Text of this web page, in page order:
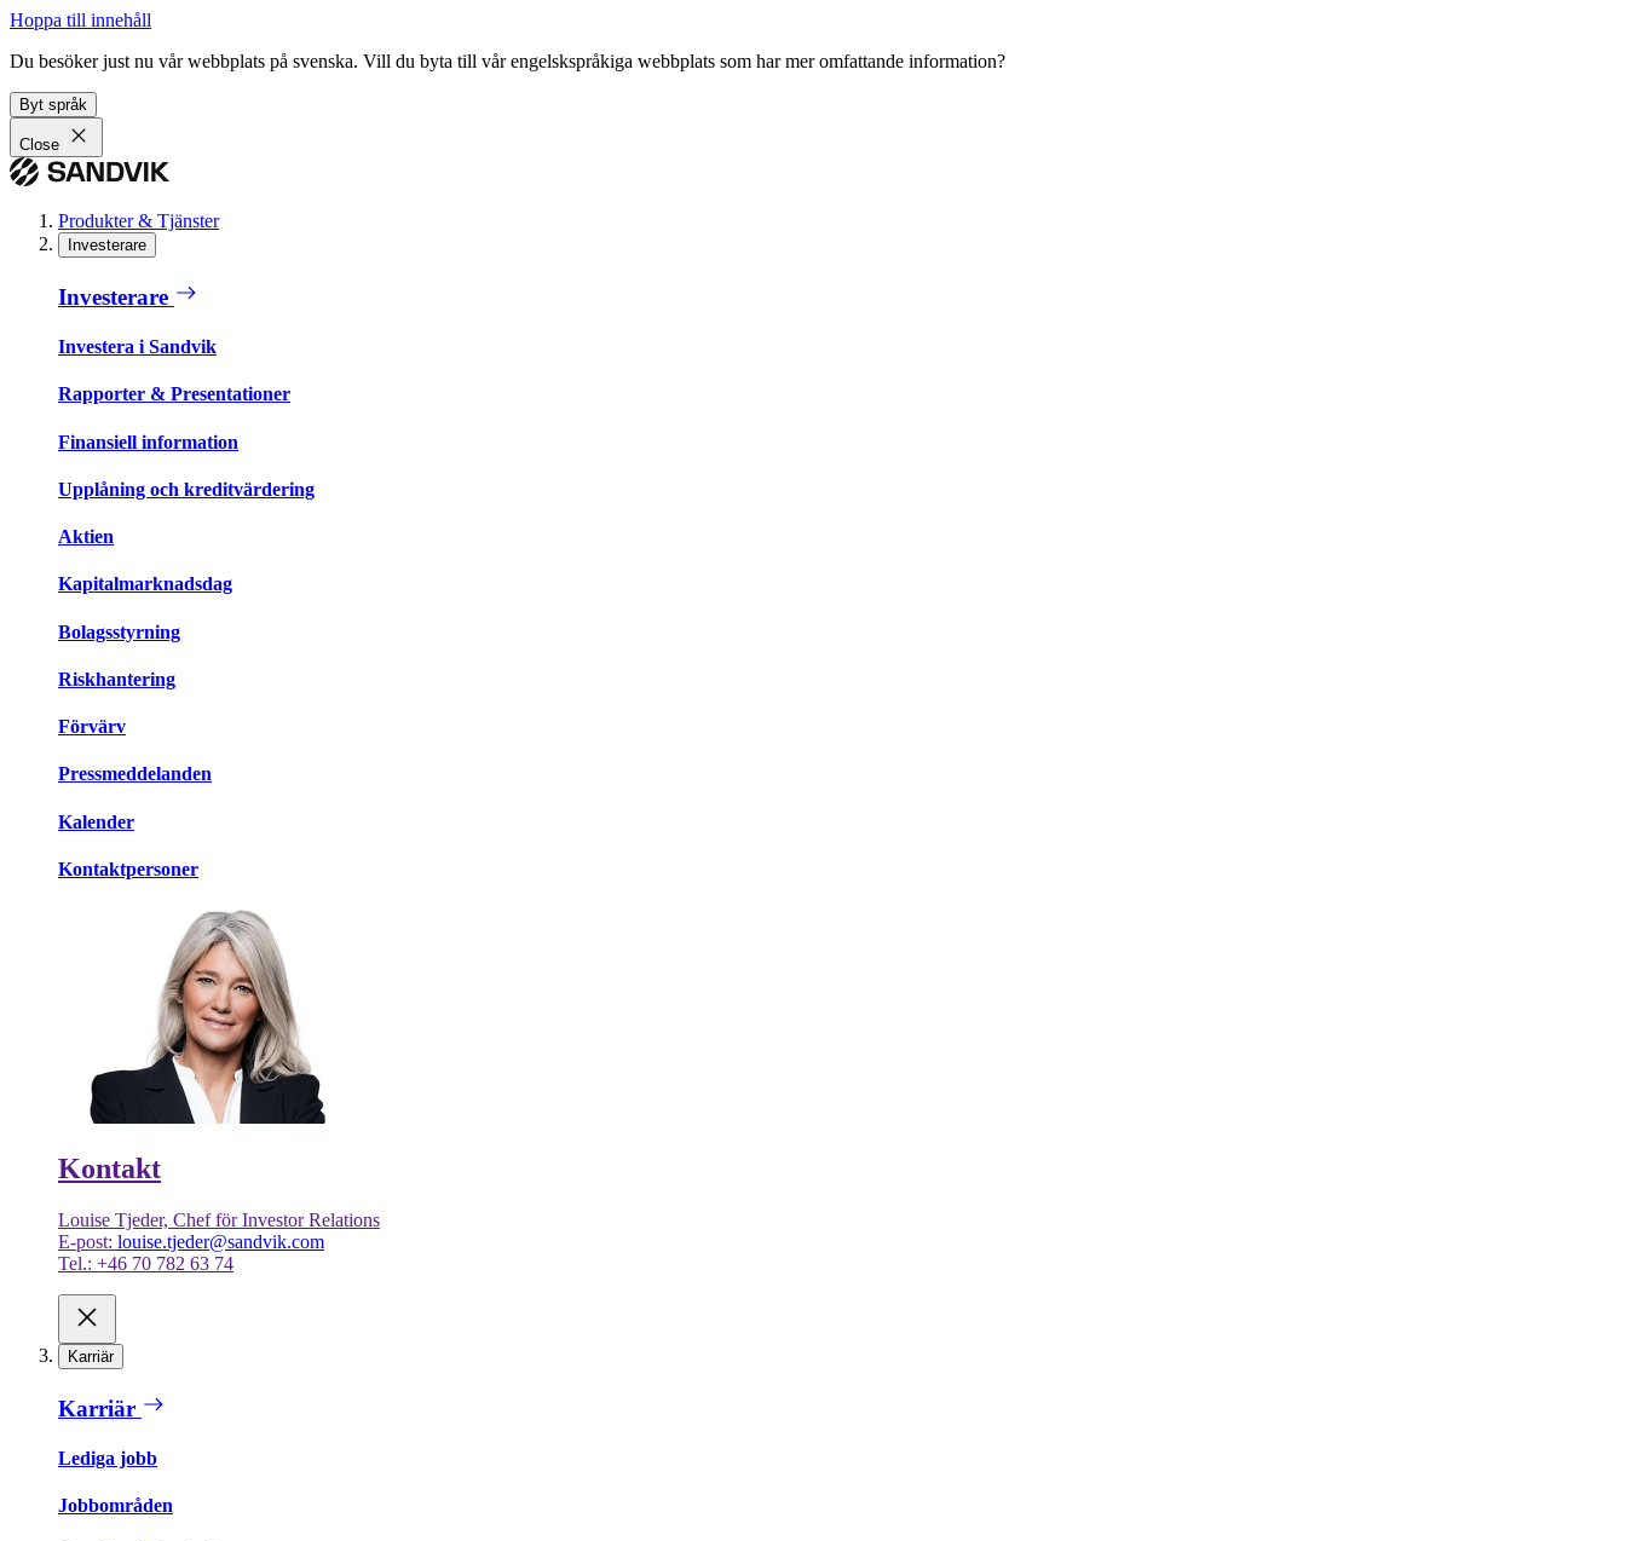
Hoppa till innehåll
Du besöker just nu vår webbplats på svenska. Vill du byta till vår engelskspråkiga webbplats som har mer omfattande information?
Byt språk
Close
Produkter & Tjänster
Investerare
Investerare
Investera i Sandvik
Rapporter & Presentationer
Finansiell information
Upplåning och kreditvärdering
Aktien
Kapitalmarknadsdag
Bolagsstyrning
Riskhantering
Förvärv
Pressmeddelanden
Kalender
Kontaktpersoner
Kontakt
Louise Tjeder, Chef för Investor Relations
E-post: louise.tjeder@sandvik.com
Tel.: +46 70 782 63 74
Karriär
Karriär
Lediga jobb
Jobbområden